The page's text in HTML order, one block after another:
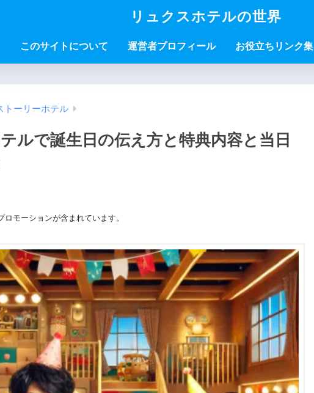
リュクスホテルの世界
このサイトについて 運営者プロフィール お役立ちリンク集
トーリーホテル
ルで誕生日の伝え方と特典内容と当日
モーションが含まれています。